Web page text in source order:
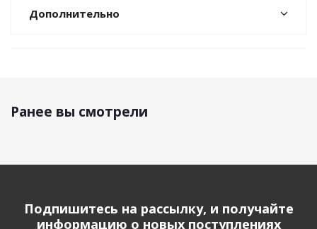
Дополнительно
Ранее вы смотрели
Подпишитесь на рассылку, и получайте
информацию о новых поступлениях